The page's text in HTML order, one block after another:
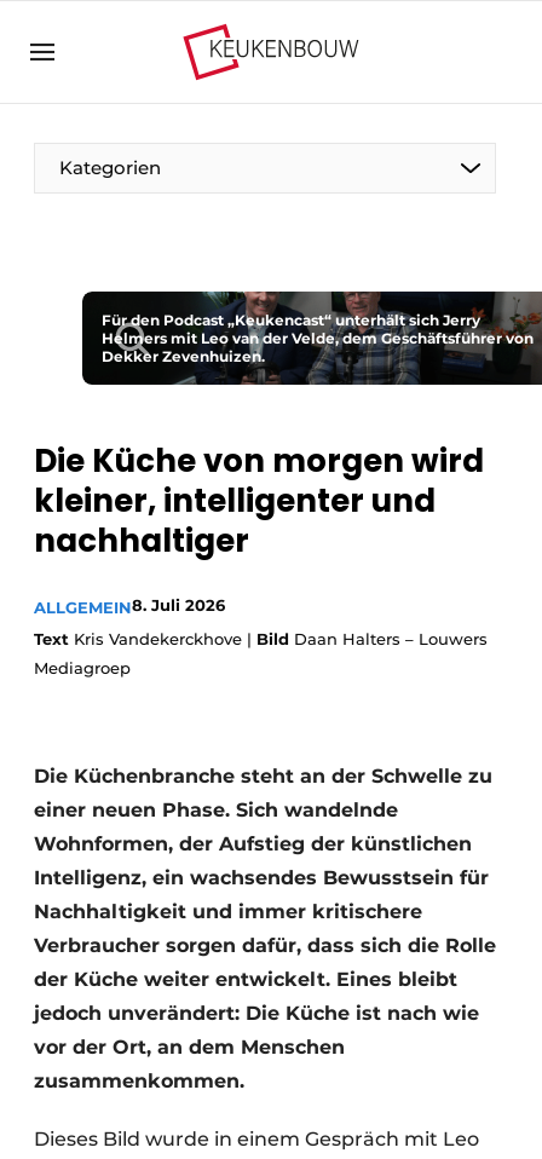
Registrieren Sie sich
Unternehmen
Kontakt
Küchenbau | Plattform zu Design und Technik in
der Küchenbranche
Magazin-Anfrage
Newsletter
Podcasts
Datenschutz / Cookie-Erklärung
Ein Stellenangebot registrieren
Offene Stellen
Videos
Kategorien
Der Stift
Zu Besuch bei
Nahrung zum Nachdenken
Arbeitsblätter
Möbelbeschläge und Schränke
Für den Podcast „Keukencast“ unterhält sich Jerry
Helmers mit Leo van der Velde, dem Geschäftsführer von
Dekker Zevenhuizen.
Die Küche von morgen wird
kleiner, intelligenter und
nachhaltiger
ALLGEMEIN8. Juli 2026
Text Kris Vandekerckhove | Bild Daan Halters – Louwers
Mediagroep
Die Küchenbranche steht an der Schwelle zu
einer neuen Phase. Sich wandelnde
Wohnformen, der Aufstieg der künstlichen
Intelligenz, ein wachsendes Bewusstsein für
Nachhaltigkeit und immer kritischere
Verbraucher sorgen dafür, dass sich die Rolle
der Küche weiter entwickelt. Eines bleibt
jedoch unverändert: Die Küche ist nach wie
vor der Ort, an dem Menschen
zusammenkommen.
Dieses Bild wurde in einem Gespräch mit Leo